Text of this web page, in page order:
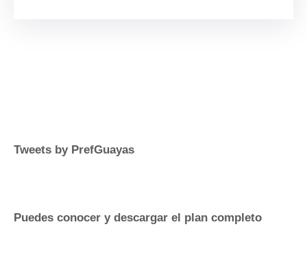
Tweets by PrefGuayas
Puedes conocer y descargar el plan completo